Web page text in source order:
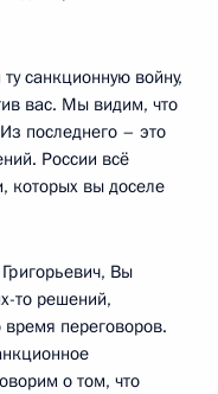
санкционную войну,
вас. Мы видим, что
последнего – это
России всё
которых вы доселе
Вы
то решений,
переговоров.
о том, что